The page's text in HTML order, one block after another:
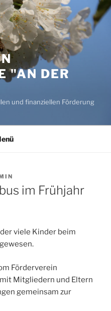
"AN DER
und finanziellen Förderung
im Frühjahr
viele Kinder beim
Förderverein
Mitgliedern und Eltern
gemeinsam zur